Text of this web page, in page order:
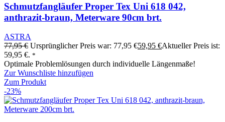
Schmutzfangläufer Proper Tex Uni 618 042,
anthrazit-braun, Meterware 90cm brt.
ASTRA
77,95€ Ursprünglicher Preis war: 77,95 €59,95 €Aktueller Preis ist:
59,95 €. *
Optimale Problemlösungen durch individuelle Längenmaße!
Zur Wunschliste hinzufügen
Zum Produkt
-23%